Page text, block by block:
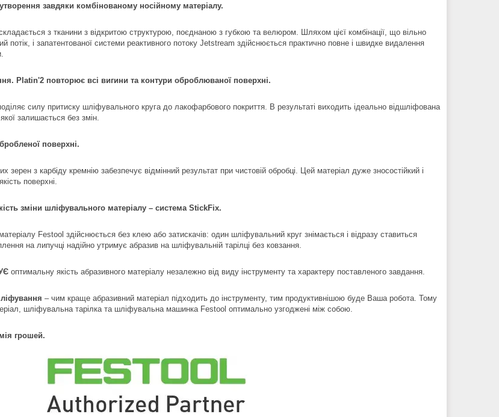
завдяки комбінованому носійному матеріалу.
з тканини з відкритою структурою, поєднаною з губкою та велюром. Шляхом цієї комбінації, що вільно
потік, і запатентованої системи реактивного потоку Jetstream здійснюється практично повне і швидке видалення
Platin'2 повторює всі вигини та контури оброблюваної поверхні.
силу притиску шліфувального круга до лакофарбового покриття. В результаті виходить ідеально відшліфована
залишається без змін.
поверхні.
зерен з карбіду кремнію забезпечує відмінний результат при чистовій обробці. Цей матеріал дуже зносостійкий і
поверхні.
зміни шліфувального матеріалу – система StickFix.
Festool здійснюється без клею або затискачів: один шліфувальний круг знімається і відразу ставиться
на липучці надійно утримує абразив на шліфувальній тарілці без ковзання.
оптимальну якість абразивного матеріалу незалежно від виду інструменту та характеру поставленого завдання.
– чим краще абразивний матеріал підходить до інструменту, тим продуктивнішою буде Ваша робота. Тому
шліфувальна тарілка та шліфувальна машинка Festool оптимально узгоджені між собою.
грошей.